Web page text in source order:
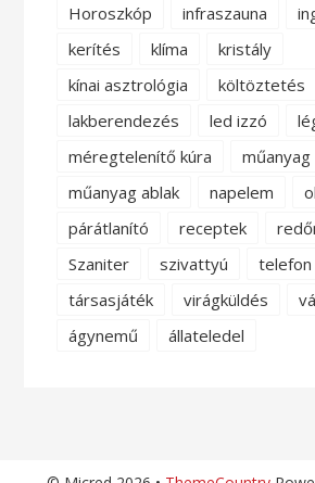
Horoszkóp
infraszauna
kerítés
klíma
kristály
kínai asztrológia
költöztetés
lakberendezés
led izzó
méregtelenítő kúra
műanyag
műanyag ablak
napelem
párátlanító
receptek
Szaniter
szivattyú telefon
társasjáték
virágküldés
ágynemű
állateledel